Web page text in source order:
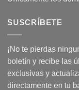
SUSCRÍBETE
¡No te pierdas
boletín y recibe las
exclusivas y
directamente en tu